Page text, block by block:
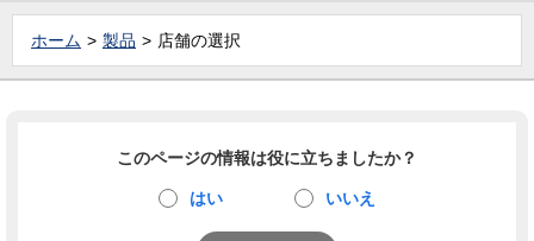
ホーム 製品 店舗の選択
このページの情報は役に立ちましたか？
はい いいえ